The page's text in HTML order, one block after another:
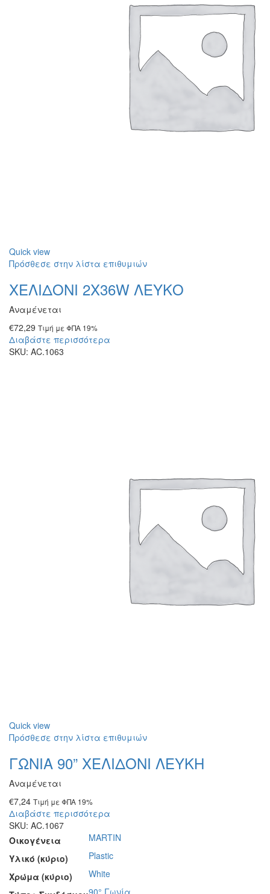
Quick view
Πρόσθεσε στην λίστα επιθυμιών
ΧΕΛΙΔΟΝΙ 2Χ36W ΛΕΥΚΟ
Αναμένεται
€72,29 Τιμή με ΦΠΑ 19%
Διαβάστε περισσότερα
SKU: AC.1063
Quick view
Πρόσθεσε στην λίστα επιθυμιών
ΓΩΝΙΑ 90” XEΛΙΔΟΝΙ ΛΕΥΚΗ
Αναμένεται
€7,24 Τιμή με ΦΠΑ 19%
Διαβάστε περισσότερα
SKU: AC.1067
Οικογένεια
MARTIN
Υλικό (κύριο)
Plastic
Χρώμα (κύριο)
White
90° Γωνία